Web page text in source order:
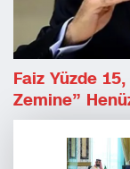
Faiz Yüzde
Zemine”